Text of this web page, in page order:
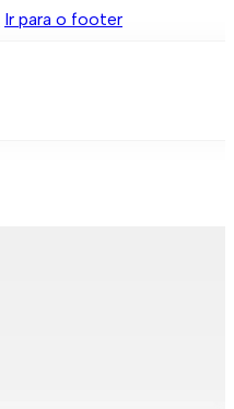
Ir para o footer